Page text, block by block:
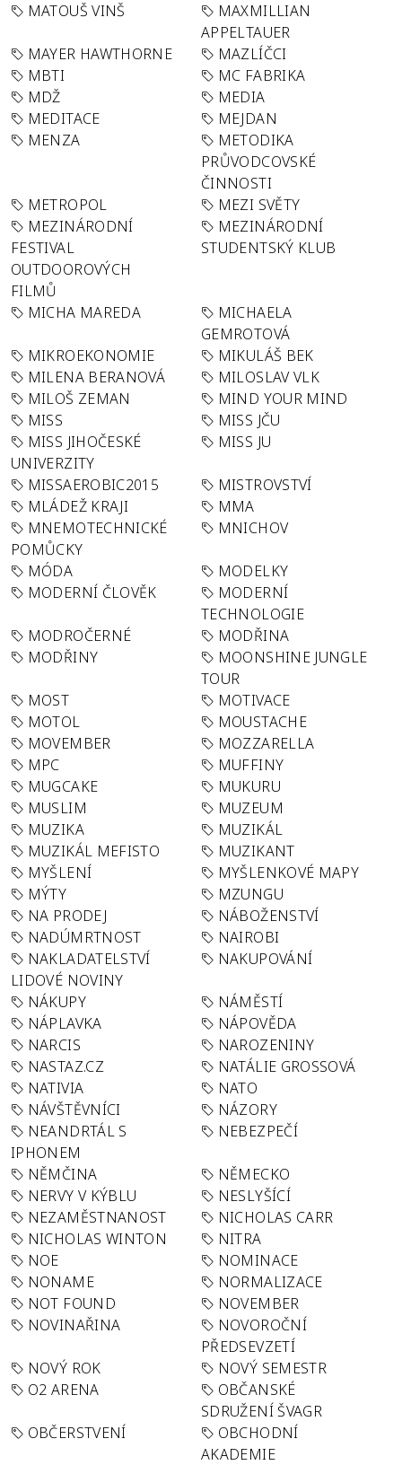
MATOUŠ VINŠ
MAXMILLIAN
APPELTAUER
MAYER HAWTHORNE
MAZLÍČCI
MBTI
MC FABRIKA
MDŽ
MEDIA
MEDITACE
MEJDAN
MENZA
METODIKA
PRŮVODCOVSKÉ
ČINNOSTI
METROPOL
MEZI SVĚTY
MEZINÁRODNÍ
FESTIVAL
OUTDOOROVÝCH
FILMŮ
MEZINÁRODNÍ
STUDENTSKÝ KLUB
MICHA MAREDA
MICHAELA
GEMROTOVÁ
MIKROEKONOMIE
MIKULÁŠ BEK
MILENA BERANOVÁ
MILOSLAV VLK
MILOŠ ZEMAN
MIND YOUR MIND
MISS
MISS JČU
MISS JIHOČESKÉ
UNIVERZITY
MISS JU
MISSAEROBIC2015
MISTROVSTVÍ
MLÁDEŽ KRAJI
MMA
MNEMOTECHNICKÉ
POMŮCKY
MNICHOV
MÓDA
MODELKY
MODERNÍ ČLOVĚK
MODERNÍ
TECHNOLOGIE
MODROČERNÉ
MODŘINA
MODŘINY
MOONSHINE JUNGLE
TOUR
MOST
MOTIVACE
MOTOL
MOUSTACHE
MOVEMBER
MOZZARELLA
MPC
MUFFINY
MUGCAKE
MUKURU
MUSLIM
MUZEUM
MUZIKA
MUZIKÁL
MUZIKÁL MEFISTO
MUZIKANT
MYŠLENÍ
MYŠLENKOVÉ MAPY
MÝTY
MZUNGU
NA PRODEJ
NÁBOŽENSTVÍ
NADÚMRTNOST
NAIROBI
NAKLADATELSTVÍ
LIDOVÉ NOVINY
NAKUPOVÁNÍ
NÁKUPY
NÁMĚSTÍ
NÁPLAVKA
NÁPOVĚDA
NARCIS
NAROZENINY
NASTAZ.CZ
NATÁLIE GROSSOVÁ
NATIVIA
NATO
NÁVŠTĚVNÍCI
NÁZORY
NEANDRTÁL S
IPHONEM
NEBEZPEČÍ
NĚMČINA
NĚMECKO
NERVY V KÝBLU
NESLYŠÍCÍ
NEZAMĚSTNANOST
NICHOLAS CARR
NICHOLAS WINTON
NITRA
NOE
NOMINACE
NONAME
NORMALIZACE
NOT FOUND
NOVEMBER
NOVINAŘINA
NOVOROČNÍ
PŘEDSEVZETÍ
NOVÝ ROK
NOVÝ SEMESTR
O2 ARENA
OBČANSKÉ
SDRUŽENÍ ŠVAGR
OBČERSTVENÍ
OBCHODNÍ
AKADEMIE